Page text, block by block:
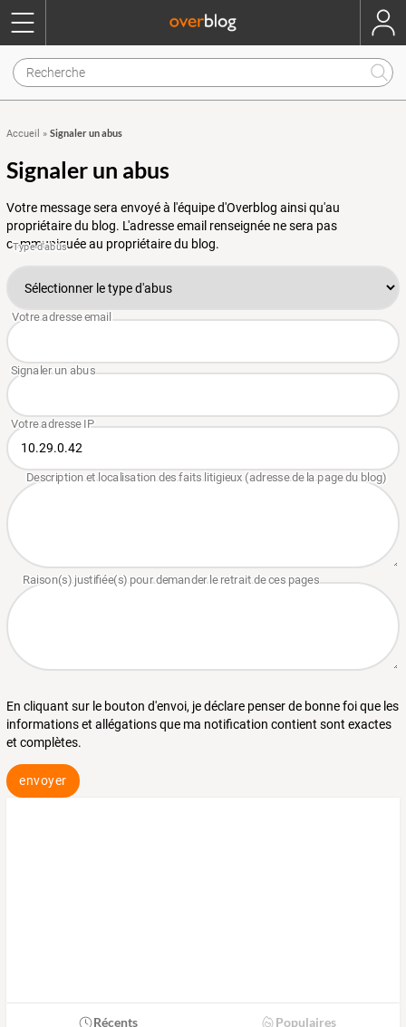
Accueil » Signaler un abus
Signaler un abus
Votre message sera envoyé à l'équipe d'Overblog ainsi qu'au
propriétaire du blog. L'adresse email renseignée ne sera pas
communiquée au propriétaire du blog.
En cliquant sur le bouton d'envoi, je déclare penser de bonne foi que les
informations et allégations que ma notification contient sont exactes
et complètes.
envoyer
Récents Populaires